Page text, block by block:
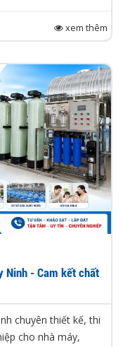
xem thêm
Ninh - Cam kết chất
chuyên thiết kế, thi
cho nhà máy,